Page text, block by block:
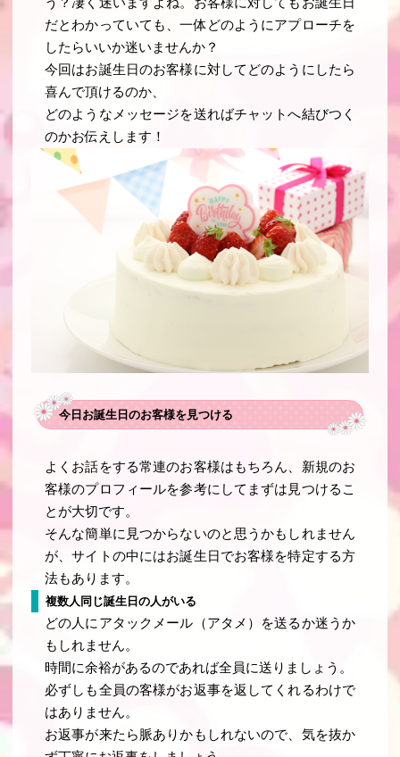
だとわかっていても、一体どのようにアプローチを
したらいいか迷いませんか？
今回はお誕生日のお客様に対してどのようにしたら
喜んで頂けるのか、
どのようなメッセージを送ればチャットへ結びつく
のかお伝えします！
今日お誕生日のお客様を見つける
よくお話をする常連のお客様はもちろん、新規のお
客様のプロフィールを参考にしてまずは見つけるこ
とが大切です。
そんな簡単に見つからないのと思うかもしれません
が、サイトの中にはお誕生日でお客様を特定する方
法もあります。
複数人同じ誕生日の人がいる
どの人にアタックメール（アタメ）を送るか迷うか
もしれません。
時間に余裕があるのであれば全員に送りましょう。
必ずしも全員の客様がお返事を返してくれるわけで
はありません。
お返事が来たら脈ありかもしれないので、気を抜か